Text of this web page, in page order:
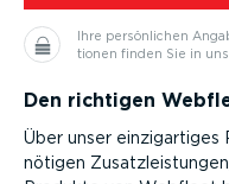
Ihre persön­lichen
tionen finden Sie in
Den richtigen
Über unser
nötigen